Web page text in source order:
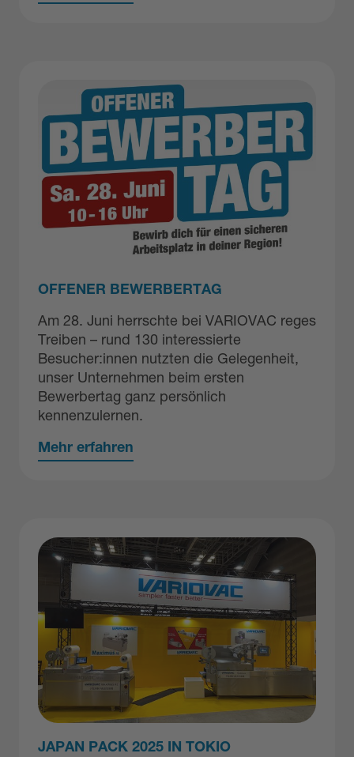
OFFENER BEWERBERTAG
Am 28. Juni herrschte bei VARIOVAC reges
Treiben – rund 130 interessierte
Besucher:innen nutzten die Gelegenheit,
unser Unternehmen beim ersten
Bewerbertag ganz persönlich
kennenzulernen.
Mehr erfahren
JAPAN PACK 2025 IN TOKIO